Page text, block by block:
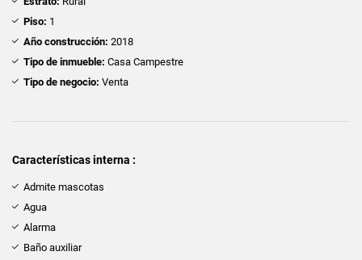
Piso: 1
Año construcción: 2018
Tipo de inmueble: Casa Campestre
Tipo de negocio: Venta
Características interna :
Admite mascotas
Agua
Alarma
Baño auxiliar